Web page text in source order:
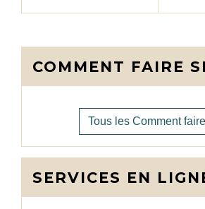
COMMENT FAIRE
Tous les Comment
SERVICES EN